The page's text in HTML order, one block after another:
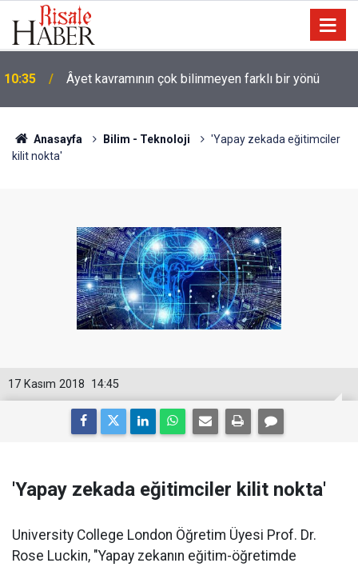
09:25 İyi Müslüman olmanın ölçüsü nedir?
Anasayfa Bilim - Teknoloji
'Yapay zekada eğitimciler
kilit nokta'
14:45
17 Kasım 2018
'Yapay zekada eğitimciler kilit nokta'
University College London Öğretim Üyesi Prof. Dr.
Rose Luckin, "Yapay zekanın eğitim-öğretimde